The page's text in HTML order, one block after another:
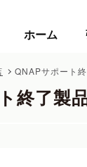
ホーム
QNAPサポート
終了製
ホーム